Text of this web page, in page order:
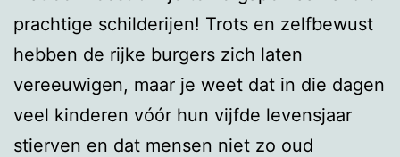
prachtige schilderijen! Trots en zelfbewust
hebben de rijke burgers zich laten
vereeuwigen, maar je weet dat in die dagen
veel kinderen vóór hun vijfde levensjaar
stierven en dat mensen niet zo oud